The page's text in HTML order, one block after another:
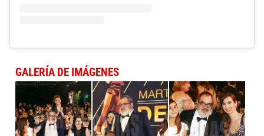
GALERÍA DE IMÁGENES